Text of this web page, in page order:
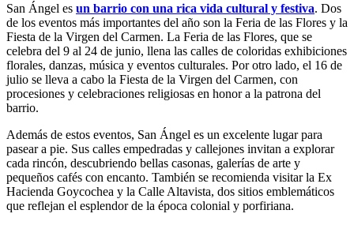
San Ángel es un barrio con una rica vida cultural y festiva. Dos
de los eventos más importantes del año son la Feria de las Flores y la
Fiesta de la Virgen del Carmen. La Feria de las Flores, que se
celebra del 9 al 24 de junio, llena las calles de coloridas exhibiciones
florales, danzas, música y eventos culturales. Por otro lado, el 16 de
julio se lleva a cabo la Fiesta de la Virgen del Carmen, con
procesiones y celebraciones religiosas en honor a la patrona del
barrio.
Además de estos eventos, San Ángel es un excelente lugar para
pasear a pie. Sus calles empedradas y callejones invitan a explorar
cada rincón, descubriendo bellas casonas, galerías de arte y
pequeños cafés con encanto. También se recomienda visitar la Ex
Hacienda Goycochea y la Calle Altavista, dos sitios emblemáticos
que reflejan el esplendor de la época colonial y porfiriana.